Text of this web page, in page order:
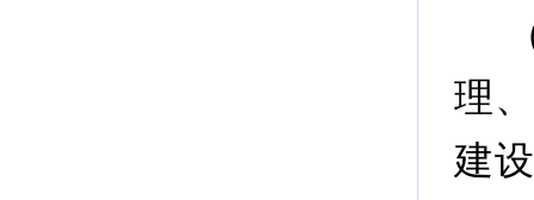
理
建